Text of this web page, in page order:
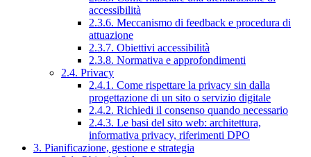
accessibilità
2.3.6. Meccanismo di feedback e procedura di
attuazione
2.3.7. Obiettivi accessibilità
2.3.8. Normativa e approfondimenti
2.4. Privacy
2.4.1. Come rispettare la privacy sin dalla
progettazione di un sito o servizio digitale
2.4.2. Richiedi il consenso quando necessario
2.4.3. Le basi del sito web: architettura,
informativa privacy, riferimenti DPO
3. Pianificazione, gestione e strategia